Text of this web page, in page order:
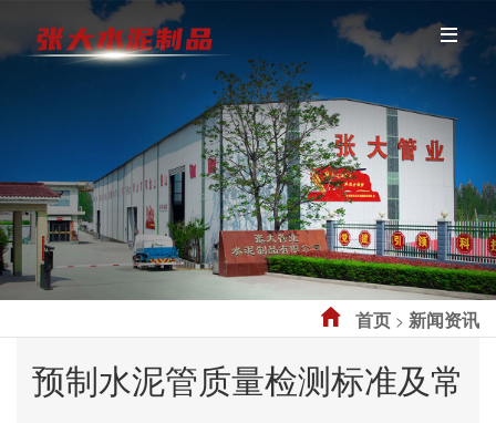
首页 > 新闻资讯
预制水泥管质量检测标准及常